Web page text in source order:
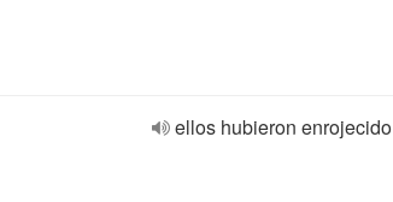
ellos hubieron enrojecido